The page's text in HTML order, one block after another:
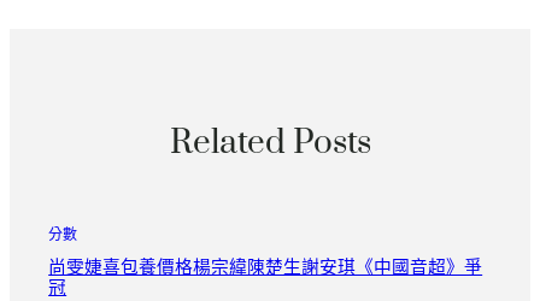
Related Posts
分數
尚雯婕喜包養價格楊宗緯陳楚生謝安琪《中國音超》爭
冠